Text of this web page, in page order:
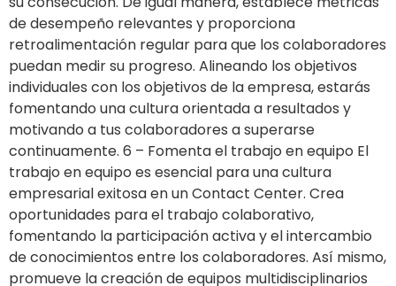
de desempeño relevantes y proporciona
retroalimentación regular para que los colaboradores
puedan medir su progreso. Alineando los objetivos
individuales con los objetivos de la empresa, estarás
fomentando una cultura orientada a resultados y
motivando a tus colaboradores a superarse
continuamente. 6 – Fomenta el trabajo en equipo El
trabajo en equipo es esencial para una cultura
empresarial exitosa en un Contact Center. Crea
oportunidades para el trabajo colaborativo,
fomentando la participación activa y el intercambio
de conocimientos entre los colaboradores. Así mismo,
promueve la creación de equipos multidisciplinarios